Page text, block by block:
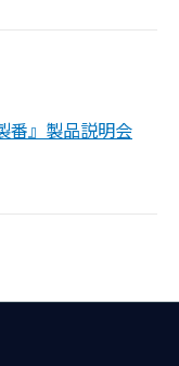
番』製品説明会